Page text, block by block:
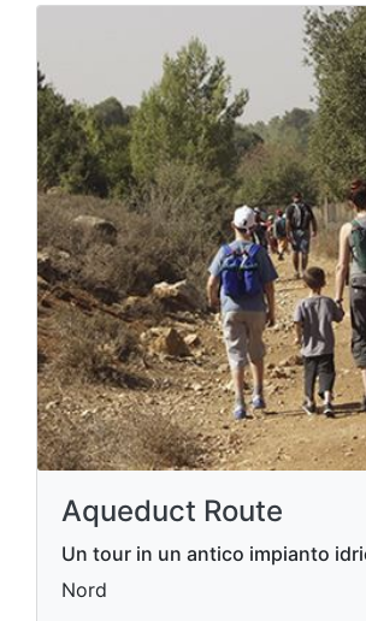
Aqueduct Route
Un tour in un antico impianto
Nord